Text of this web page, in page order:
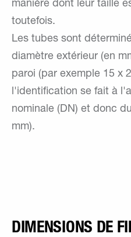
manière dont leur taille
toutefois.
Les tubes sont
diamètre extérieur (en
paroi (par exemple 15 x
l'identification se fait à
nominale (DN) et donc
mm).
DIMENSIONS DE